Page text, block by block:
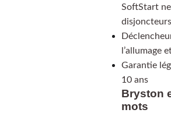
SoftStart
disjoncteurs
l’allumage
Garantie
10 ans
Bryston
mots